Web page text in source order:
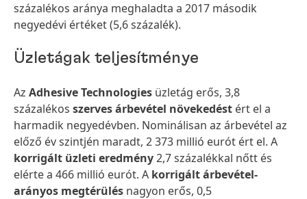
százalékos aránya meghaladta a 2017 második
negyedévi értéket (5,6 százalék).
Üzletágak teljesítménye
Az Adhesive Technologies üzletág erős, 3,8
százalékos szerves árbevétel növekedést ért el a
harmadik negyedévben. Nominálisan az árbevétel az
előző év szintjén maradt, 2 373 millió eurót ért el. A
korrigált üzleti eredmény2,7 százalékkal nőtt és
elérte a 466 millió eurót. A korrigált árbevétel-
arányos megtérülés nagyon erős, 0,5